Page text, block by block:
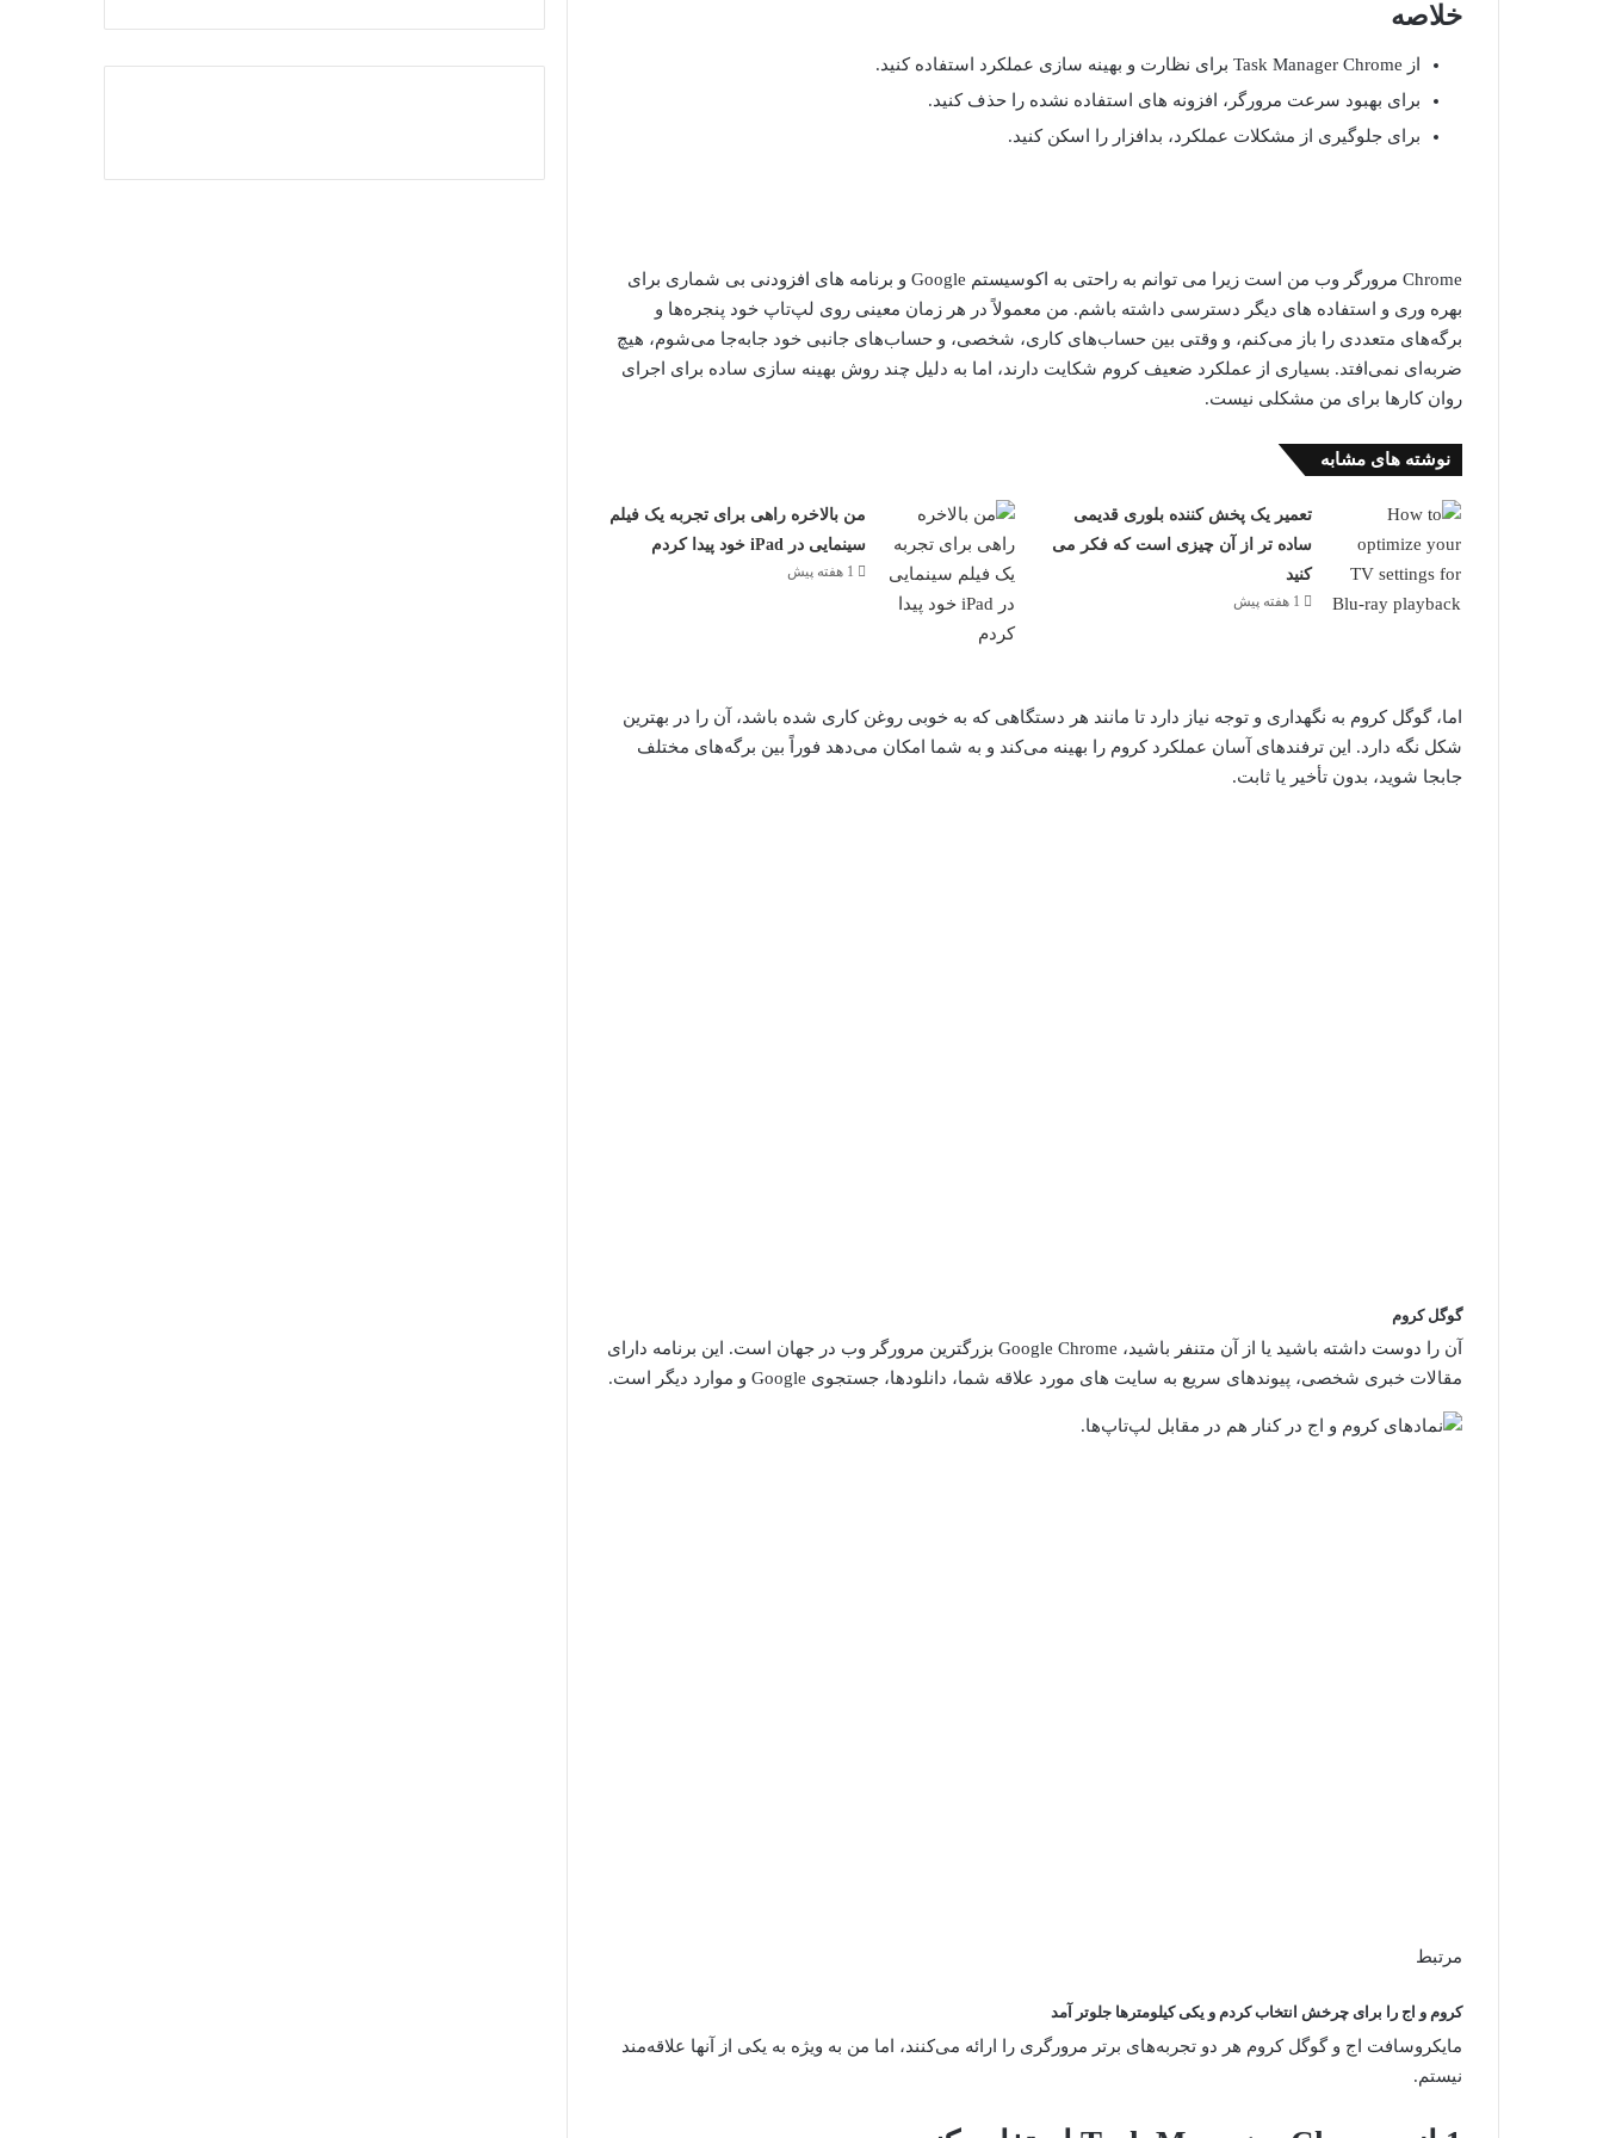
خلاصه
از Task Manager Chrome برای نظارت و بهینه سازی عملکرد استفاده کنید.
برای بهبود سرعت مرورگر، افزونه های استفاده نشده را حذف کنید.
برای جلوگیری از مشکلات عملکرد، بدافزار را اسکن کنید.
Chrome مرورگر وب من است زیرا می توانم به راحتی به اکوسیستم Google و برنامه های افزودنی بی شماری برای
بهره وری و استفاده های دیگر دسترسی داشته باشم. من معمولاً در هر زمان معینی روی لپ‌تاپ خود پنجره‌ها و
برگه‌های متعددی را باز می‌کنم، و وقتی بین حساب‌های کاری، شخصی، و حساب‌های جانبی خود جابه‌جا می‌شوم، هیچ
ضربه‌ای نمی‌افتد. بسیاری از عملکرد ضعیف کروم شکایت دارند، اما به دلیل چند روش بهینه سازی ساده برای اجرای
روان کارها برای من مشکلی نیست.
نوشته های مشابه
تعمیر یک پخش کننده بلوری قدیمی
ساده تر از آن چیزی است که فکر می
کنید
1 هفته پیش
من بالاخره راهی برای تجربه یک فیلم
سینمایی در iPad خود پیدا کردم
1 هفته پیش
اما، گوگل کروم به نگهداری و توجه نیاز دارد تا مانند هر دستگاهی که به خوبی روغن کاری شده باشد، آن را در بهترین
شکل نگه دارد. این ترفندهای آسان عملکرد کروم را بهینه می‌کند و به شما امکان می‌دهد فوراً بین برگه‌های مختلف
جابجا شوید، بدون تأخیر یا ثابت.
گوگل کروم
آن را دوست داشته باشید یا از آن متنفر باشید، Google Chrome بزرگترین مرورگر وب در جهان است. این برنامه دارای
مقالات خبری شخصی، پیوندهای سریع به سایت های مورد علاقه شما، دانلودها، جستجوی Google و موارد دیگر است.
مرتبط
کروم و اج را برای چرخش انتخاب کردم و یکی کیلومترها جلوتر آمد
مایکروسافت اج و گوگل کروم هر دو تجربه‌های برتر مرورگری را ارائه می‌کنند، اما من به ویژه به یکی از آنها علاقه‌مند
نیستم.